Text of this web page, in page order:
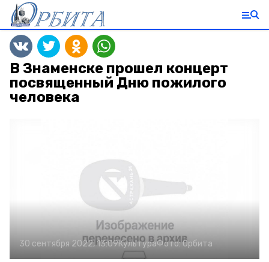
В Знаменске прошел концерт
посвященный Дню пожилого
человека
30 сентября 2022, 13:09КультураФото:Орбита